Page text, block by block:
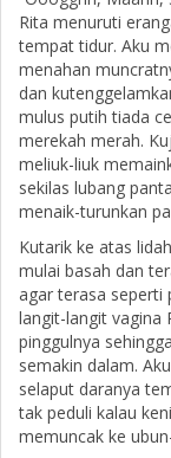
Rita menuruti
tempat tidur. Aku
menahan
dan
mulus putih tiada
merekah merah.
meliuk-liuk
sekilas lubang
menaik-turunkan
Kutarik ke atas
mulai basah dan
agar terasa seperti
langit-langit vagina
pinggulnya
semakin dalam.
selaput daranya
tak peduli kalau
memuncak ke